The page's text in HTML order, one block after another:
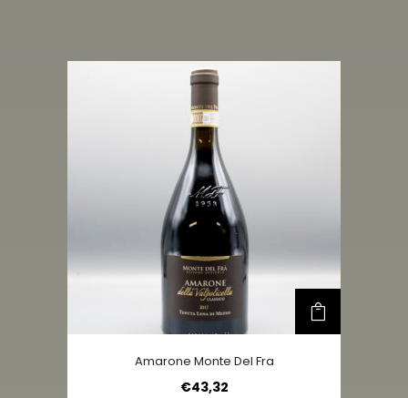
Amarone Monte Del Fra
€43,32